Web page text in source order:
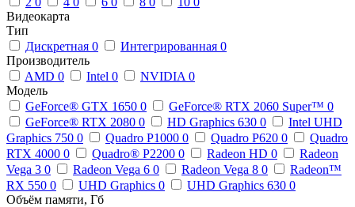
Видеокарта
Тип
Дискретная 0 Интегрированная 0
Производитель
AMD 0 Intel 0 NVIDIA 0
Модель
GeForce® GTX 1650 0 GeForce® RTX 2060 Super™ 0
GeForce® RTX 2080 0 HD Graphics 630 0
Intel UHD
Graphics 750 0 Quadro P1000 0 Quadro P620 0
Quadro
RTX 4000 0 Quadro® P2200 0 Radeon HD 0
Radeon
Vega 3 0 Radeon Vega 6 0 Radeon Vega 8 0
Radeon™
RX 550 0 UHD Graphics 0 UHD Graphics 630 0
Объём памяти, Гб